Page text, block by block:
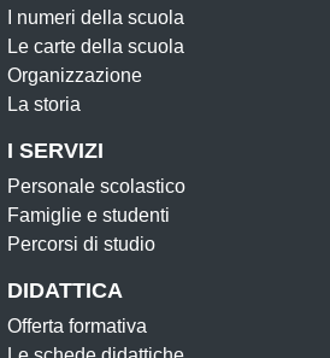
I numeri della scuola
Le carte della scuola
Organizzazione
La storia
I SERVIZI
Personale scolastico
Famiglie e studenti
Percorsi di studio
DIDATTICA
Offerta formativa